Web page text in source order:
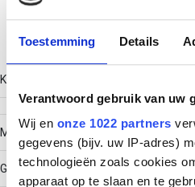
Toestemming Details
Verantwoord gebruik van uw
Wij en onze 1022 partners
gegevens (bijv. uw IP-adres)
technologieën zoals cookies
apparaat op te slaan en te
Technische gegevens
Kleur
Model
Geïntegreerde verbinder